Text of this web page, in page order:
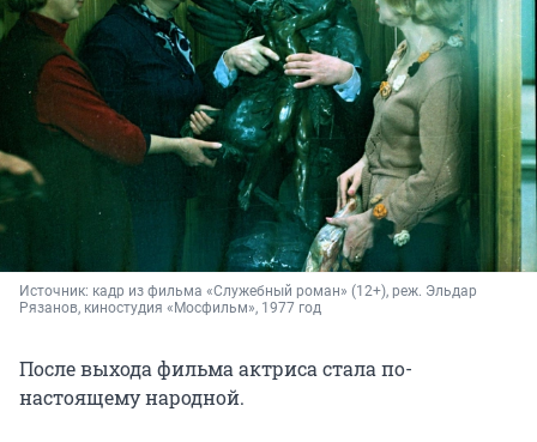
Источник: кадр из фильма «Служебный роман» (12+), реж. Эльдар
Рязанов, киностудия «Мосфильм», 1977 год
После выхода фильма актриса стала по-
настоящему народной.